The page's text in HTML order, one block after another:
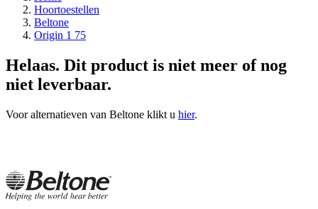
Hoortoestellen
Beltone
Origin 1 75
Helaas. Dit product is niet meer of nog
niet leverbaar.
Voor alternatieven van Beltone klikt u hier.